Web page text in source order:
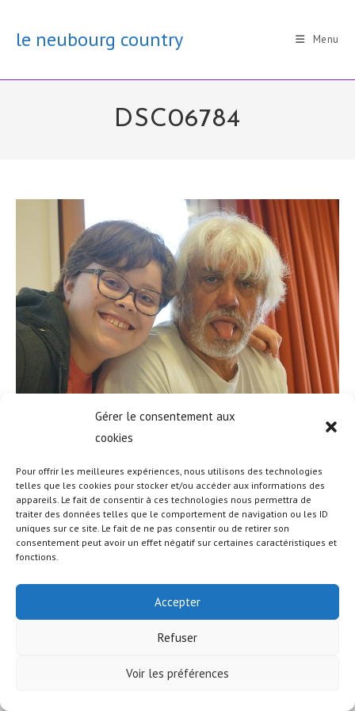
Gérer le consentement aux
cookies
Pour offrir les meilleures expériences, nous utilisons des technologies
telles que les cookies pour stocker et/ou accéder aux informations des
appareils. Le fait de consentir à ces technologies nous permettra de
traiter des données telles que le comportement de navigation ou les ID
uniques sur ce site. Le fait de ne pas consentir ou de retirer son
consentement peut avoir un effet négatif sur certaines caractéristiques et
fonctions.
Accepter
Refuser
Voir les préférences
contentle neubourg country Menu
DSC06784
© COPYRIGHT - OCEANWP THEME BY NICK